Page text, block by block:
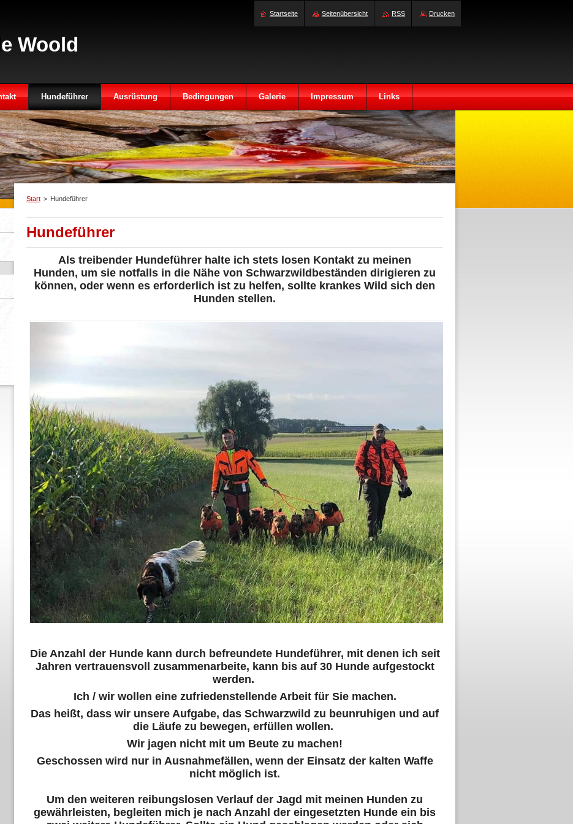
Woold
Start > Hundeführer
Hundeführer
Als treibender Hundeführer halte ich stets losen Kontakt zu meinen
Hunden, um sie notfalls in die Nähe von Schwarzwildbeständen dirigieren zu
können, oder wenn es erforderlich ist zu helfen, sollte krankes Wild sich den
Hunden stellen.
Die Anzahl der Hunde kann durch befreundete Hundeführer, mit denen ich seit
Jahren vertrauensvoll zusammenarbeite, kann bis auf 30 Hunde aufgestockt
werden.
Ich / wir wollen eine zufriedenstellende Arbeit für Sie machen.
Das heißt, dass wir unsere Aufgabe, das Schwarzwild zu beunruhigen und auf
die Läufe zu bewegen, erfüllen wollen.
Wir jagen nicht mit um Beute zu machen!
Geschossen wird nur in Ausnahmefällen, wenn der Einsatz der kalten Waffe
nicht möglich ist.
Um den weiteren reibungslosen Verlauf der Jagd mit meinen Hunden zu
gewährleisten, begleiten mich je nach Anzahl der eingesetzten Hunde ein bis
Hundeführer Ausrüstung Bedingungen Galerie Impressum Links
Startseite Seitenübersicht RSS Drucken